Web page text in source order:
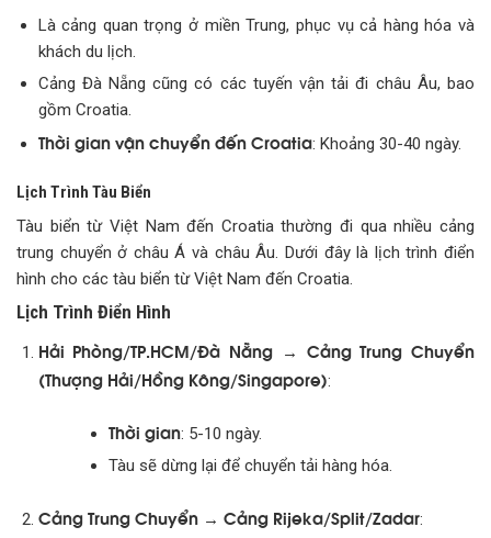
Là cảng quan trọng ở miền Trung, phục vụ cả hàng hóa và
khách du lịch.
Cảng Đà Nẵng cũng có các tuyến vận tải đi châu Âu, bao
gồm Croatia.
Thời gian vận chuyển đến Croatia: Khoảng 30-40 ngày.
Lịch Trình Tàu Biển
Tàu biển từ Việt Nam đến Croatia thường đi qua nhiều cảng
trung chuyển ở châu Á và châu Âu. Dưới đây là lịch trình điển
hình cho các tàu biển từ Việt Nam đến Croatia.
Lịch Trình Điển Hình
Hải Phòng/TP.HCM/Đà Nẵng → Cảng Trung Chuyển
(Thượng Hải/Hồng Kông/Singapore):
Thời gian: 5-10 ngày.
Tàu sẽ dừng lại để chuyển tải hàng hóa.
Cảng Trung Chuyển → Cảng Rijeka/Split/Zadar: